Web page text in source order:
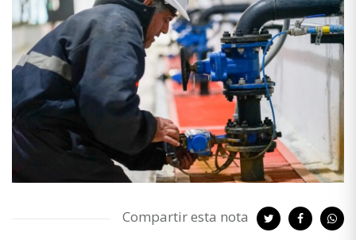
Compartir esta nota